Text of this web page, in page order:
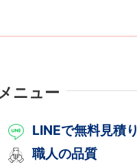
メニュー
LINEで無料見積り
職人の品質